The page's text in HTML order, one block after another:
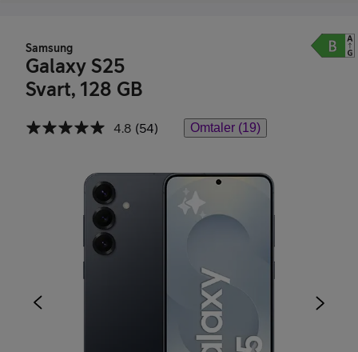
Samsung
Galaxy S25
Svart, 128 GB
4.8 (54) Omtaler (19)